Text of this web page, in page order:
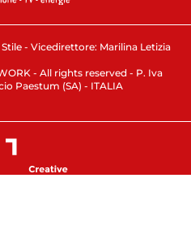
- Vicedirettore: Marilina Letizia
- All rights reserved - P. Iva
Paestum (SA) - ITALIA